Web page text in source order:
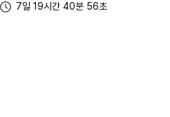
7일 19시간 40분 56초